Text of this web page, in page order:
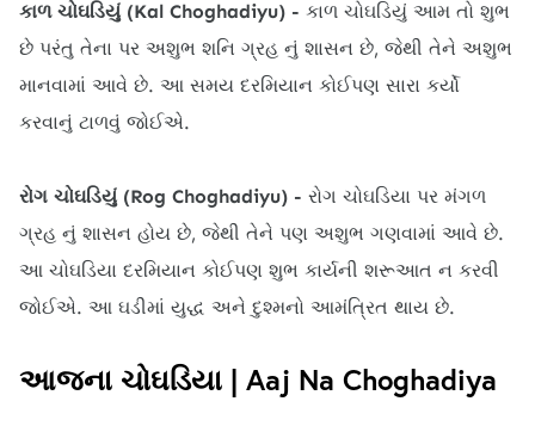
કાળ ચોઘડિયું (Kal Choghadiyu) - કાળ ચોઘડિયું આમ તો શુભ
છે પરંતુ તેના પર અશુભ શનિ ગ્રહ નું શાસન છે, જેથી તેને અશુભ
માનવામાં આવે છે. આ સમય દરમિયાન કોઈપણ સારા કર્યો
કરવાનું ટાળવું જોઈએ.
રોગ ચોઘડિયું (Rog Choghadiyu) - રોગ ચોઘડિયા પર મંગળ
ગ્રહ નું શાસન હોય છે, જેથી તેને પણ અશુભ ગણવામાં આવે છે.
આ ચોઘડિયા દરમિયાન કોઈપણ શુભ કાર્યની શરૂઆત ન કરવી
જોઈએ. આ ઘડીમાં યુદ્ધ અને દુશ્મનો આમંત્રિત થાય છે.
આજના ચોઘડિયા | Aaj Na Choghadiya